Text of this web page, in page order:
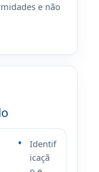
e não
Identif
icaçã